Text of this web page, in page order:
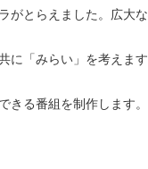
とらえました。広大
に「みらい」を考えます
きる番組を制作します。